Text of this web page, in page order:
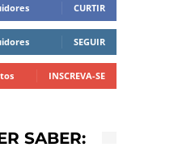
CURTIR
SEGUIR
INSCREVA-SE
SABER: